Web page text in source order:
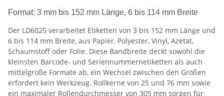
Format: 3 mm bis 152 mm Länge, 6 bis 114 mm Breite
Der LD6025 verarbeitet Etiketten von 3 bis 152 mm Länge und
6 bis 114 mm Breite, aus Papier, Polyester, Vinyl, Azetat,
Schaumstoff oder Folie. Diese Bandbreite deckt sowohl die
kleinsten Barcode- und Seriennummernetiketten als auch
mittelgroße Formate ab, ein Wechsel zwischen den Größen
erfordert kein Werkzeug. Rollkerne von 25 und 76 mm sowie
ein maximaler Rollendurchmesser von 305 mm sorgen für